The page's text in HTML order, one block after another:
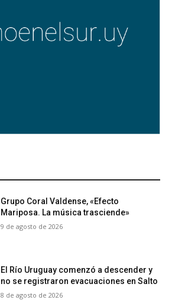
Grupo Coral Valdense, «Efecto
Mariposa. La música trasciende»
9 de agosto de 2026
El Río Uruguay comenzó a descender y
no se registraron evacuaciones en Salto
8 de agosto de 2026